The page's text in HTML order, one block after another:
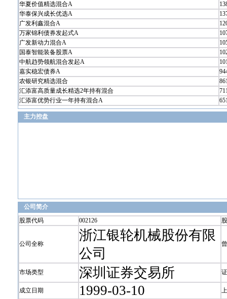
华夏价值精选混合A
华泰保兴成长优选A
广发利鑫混合A
万家锦利债券发起式A
广发新动力混合A
国泰智能装备股票A
中航趋势领航混合发起A
嘉实稳宏债券A
农银研究精选混合
汇添富高质量成长精选2年持有混合
汇添富优势行业一年持有混合A
主力控盘
公司简介
股票代码
002126
公司全称
浙江银轮机械股份有限
公司
市场类型 深圳证券交易所
成立日期 1999-03-10